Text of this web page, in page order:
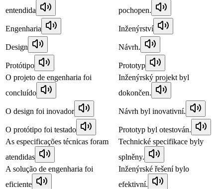
entendida pochopen.
Engenharia Inženýrství
Design Návrh.
Protótipo
Prototyp
O projeto de engenharia foi
concluído
Inženýrský projekt byl
dokončen.
O design foi inovador Návrh byl inovativní.
O protótipo foi testado
Prototyp byl otestován.
As especificações técnicas foram
atendidas
Technické specifikace byly
splněny.
A solução de engenharia foi
eficiente
Inženýrské řešení bylo
efektivní.